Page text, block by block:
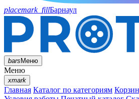
placemark_fillБарнаул
barsМеню
Меню
xmark
Главная Каталог по категориям